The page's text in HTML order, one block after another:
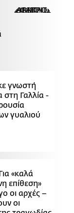
γνωστή
στη Γαλλία -
γυαλιού
«καλά
επίθεση»
οι αρχές –
οι